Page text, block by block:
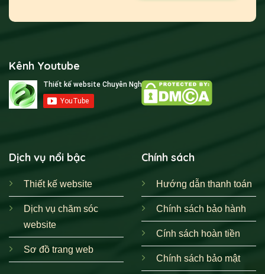
Kênh Youtube
Dịch vụ nổi bậc
Thiết kế website
Dịch vụ chăm sóc
website
Sơ đồ trang web
Chính sách
Hướng dẫn thanh toán
Chính sách bảo hành
Cính sách hoàn tiền
Chính sách bảo mật